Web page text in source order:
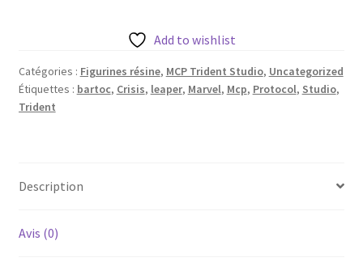
Trident
Studio
avec
35mm
Add to wishlist
Catégories : Figurines résine, MCP Trident Studio, Uncategorized
Étiquettes : bartoc, Crisis, leaper, Marvel, Mcp, Protocol, Studio,
Trident
Description
Avis (0)